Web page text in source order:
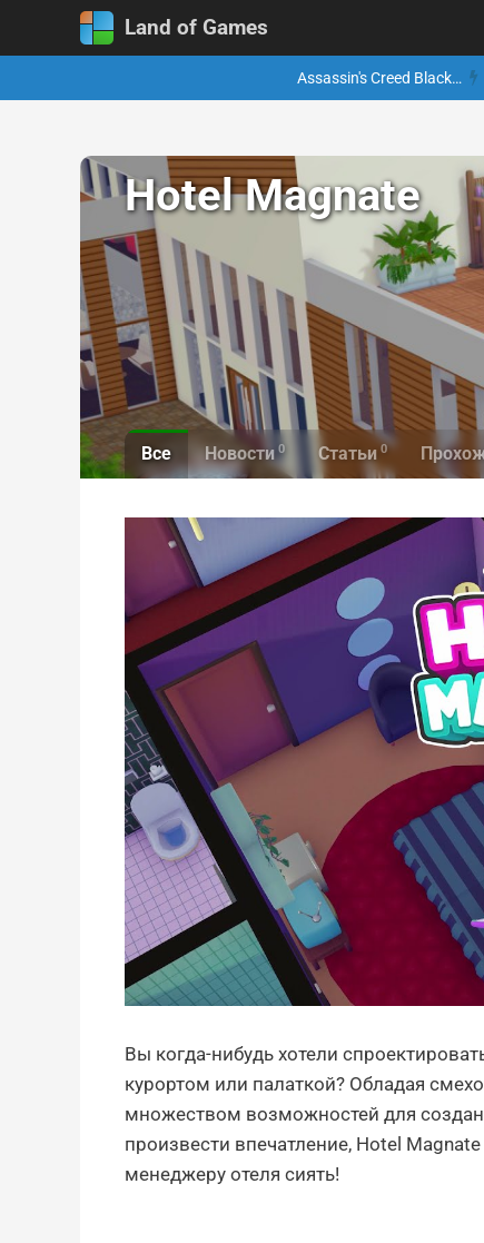
Land of Games
Assassin's Creed Black…
Hotel Magnate
Все Новости 0 Статьи 0
Вы когда-нибудь хотели
курортом или палаткой? Обладая
множеством возможностей для
произвести впечатление, Hotel
менеджеру отеля сиять!